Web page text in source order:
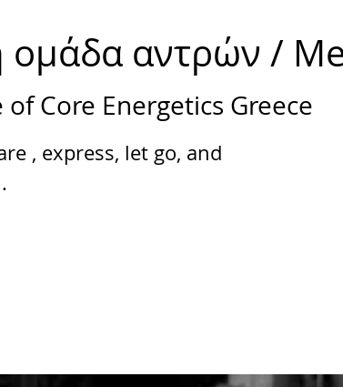
ομάδα αντρών /
Core Energetics Greece
, express, let go, and